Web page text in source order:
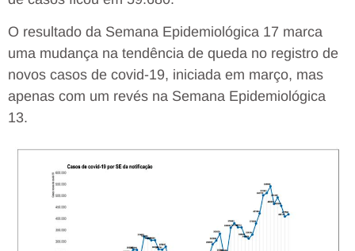
O resultado da Semana Epidemiológica 17 marca
uma mudança na tendência de queda no registro de
novos casos de covid-19, iniciada em março, mas
apenas com um revés na Semana Epidemiológica
13.